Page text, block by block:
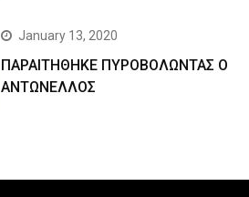
January 13, 2020
ΠΑΡΑΙΤΗΘΗΚΕ ΠΥΡΟΒΟΛΩΝΤΑΣ Ο
ΑΝΤΩΝΕΛΛΟΣ